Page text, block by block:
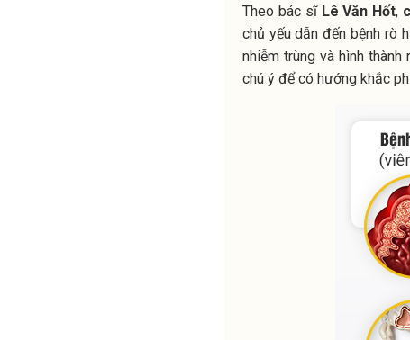
Theo bác sĩ Lê Văn Hốt,
chủ yếu dẫn đến bệnh rò
nhiễm trùng và hình
chú ý để có hướng khắc